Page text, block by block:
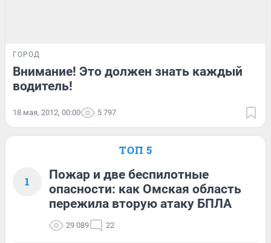
ГОРОД
Внимание! Это должен знать каждый
водитель!
18 мая, 2012, 00:00 5 797
ТОП 5
1
Пожар и две беспилотные
опасности: как Омская область
пережила вторую атаку БПЛА
29 089 22